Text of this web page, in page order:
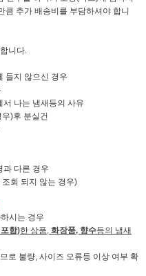
큼 추가 배송비를 부담하셔야 합니
니다.
지 않으신 경우
나는 냄새등의 사유
)후 분실건
다른 경우
회 되지 않는 경우)
하시는 경우
함)한 상품, 화장품, 향수등의 냄새
로 불량, 사이즈 오류등 이상 여부 확